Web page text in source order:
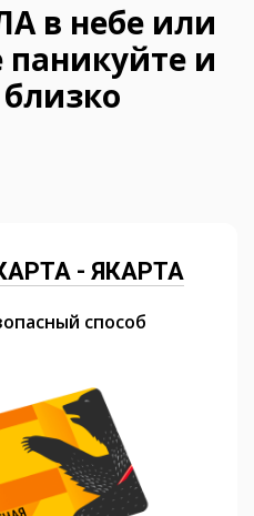
в небе или
и
- ЯКАРТА
способ